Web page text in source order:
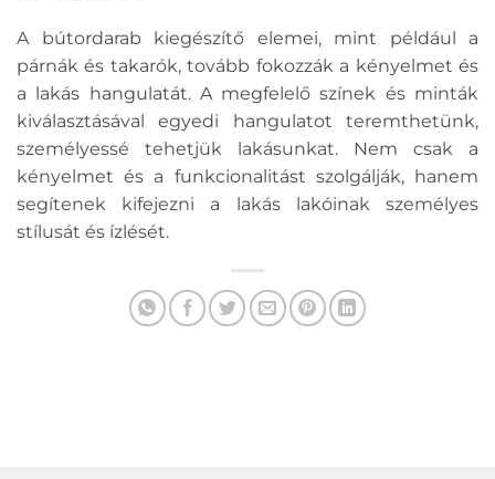
A bútordarab kiegészítő elemei, mint például a
párnák és takarók, tovább fokozzák a kényelmet és
a lakás hangulatát. A megfelelő színek és minták
kiválasztásával egyedi hangulatot teremthetünk,
személyessé tehetjük lakásunkat. Nem csak a
kényelmet és a funkcionalitást szolgálják, hanem
segítenek kifejezni a lakás lakóinak személyes
stílusát és ízlését.